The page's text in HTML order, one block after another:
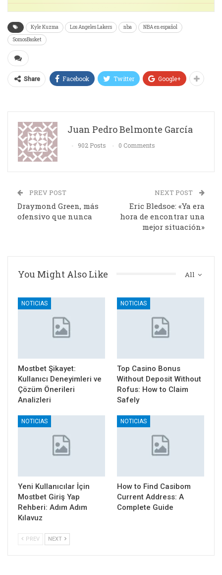
Kyle Kuzma Los Angeles Lakers nba
NBA en español
SomosBasket
Share Facebook Twitter Google+
Juan Pedro Belmonte García
902 Posts 0 Comments
PREV POST
Draymond Green, más
ofensivo que nunca
NEXT POST
Eric Bledsoe: «Ya era
hora de encontrar una
mejor situación»
All
You Might Also Like
NOTICIAS
Mostbet Şikayet:
Kullanıcı Deneyimleri ve
Çözüm Önerileri
Analizleri
NOTICIAS
Top Casino Bonus
Without Deposit Without
Rofus: How to Claim
Safely
NOTICIAS
Yeni Kullanıcılar İçin
Mostbet Giriş Yap
Rehberi: Adım Adım
Kılavuz
NOTICIAS
How to Find Casibom
Current Address: A
Complete Guide
PREV NEXT